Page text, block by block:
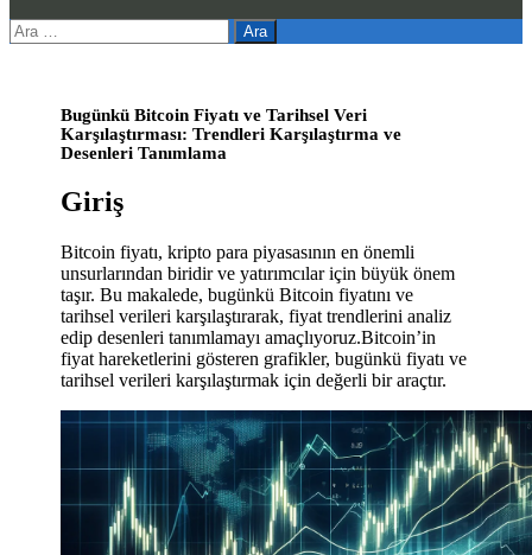
Arama:
Bugünkü Bitcoin Fiyatı ve Tarihsel Veri
Karşılaştırması: Trendleri Karşılaştırma ve
Desenleri Tanımlama
Giriş
Bitcoin fiyatı, kripto para piyasasının en önemli
unsurlarından biridir ve yatırımcılar için büyük önem
taşır. Bu makalede, bugünkü Bitcoin fiyatını ve
tarihsel verileri karşılaştırarak, fiyat trendlerini analiz
edip desenleri tanımlamayı amaçlıyoruz.Bitcoin’in
fiyat hareketlerini gösteren grafikler, bugünkü fiyatı ve
tarihsel verileri karşılaştırmak için değerli bir araçtır.